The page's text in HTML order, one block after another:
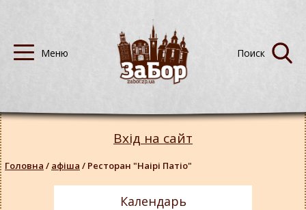
Вхід на сайт
Головна / афіша / Ресторан "Наірі Патіо"
Календарь